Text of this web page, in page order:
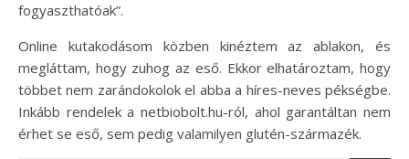
fogyaszthatóak”.
Online kutakodásom közben kinéztem az ablakon, és
megláttam, hogy zuhog az eső. Ekkor elhatároztam, hogy
többet nem zarándokolok el abba a híres-neves pékségbe.
Inkább rendelek a netbiobolt.hu-ról, ahol garantáltan nem
érhet se eső, sem pedig valamilyen glutén-származék.